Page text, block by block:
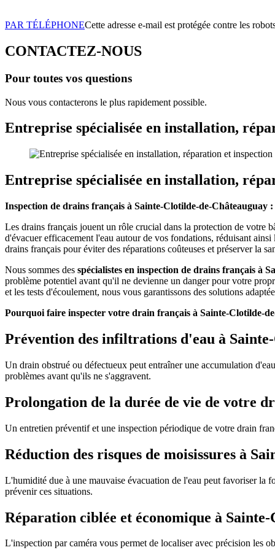
PAR TÉLÉPHONECette adresse e-mail est protégée contre les
CONTACTEZ-NOUS
Pour toutes vos questions
Nous vous contacterons le plus rapidement possible.
Entreprise spécialisée en installation,
Entreprise spécialisée en installation,
Inspection de drains français à Sainte-Clotilde-de-Châteauguay :
Les drains français jouent un rôle crucial dans la protection de votre
d'évacuer efficacement l'eau autour de vos fondations, réduisant
drains français pour éviter des réparations coûteuses et préserver la
Nous sommes des spécialistes en inspection de drains français à
problème potentiel avant qu'il ne devienne un danger pour votre
et les tests d'écoulement, nous vous garantissons des solutions
Pourquoi faire inspecter votre drain français à Sainte-Clotilde-
Prévention des infiltrations d'eau à
Un drain obstrué ou défectueux peut entraîner une accumulation
problèmes avant qu'ils ne s'aggravent.
Prolongation de la durée de vie de votre
Un entretien préventif et une inspection périodique de votre drain
Réduction des risques de moisissures à
L'humidité due à une mauvaise évacuation de l'eau peut favoriser la
prévenir ces situations.
Réparation ciblée et économique à
L'inspection par caméra vous permet de localiser avec précision les